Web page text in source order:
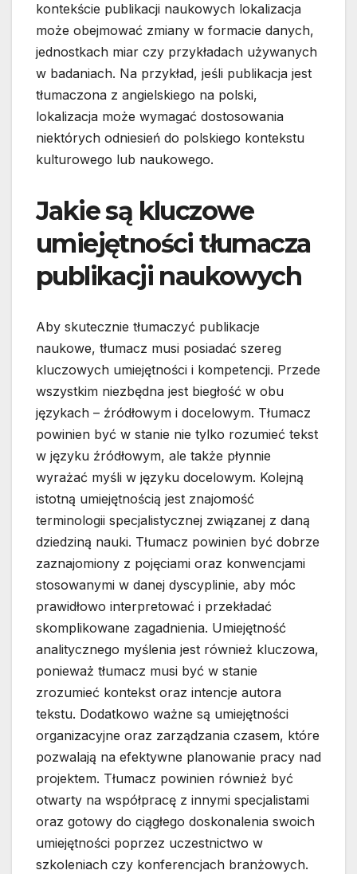
kontekście publikacji naukowych lokalizacja
może obejmować zmiany w formacie danych,
jednostkach miar czy przykładach używanych
w badaniach. Na przykład, jeśli publikacja jest
tłumaczona z angielskiego na polski,
lokalizacja może wymagać dostosowania
niektórych odniesień do polskiego kontekstu
kulturowego lub naukowego.
Jakie są kluczowe
umiejętności tłumacza
publikacji naukowych
Aby skutecznie tłumaczyć publikacje
naukowe, tłumacz musi posiadać szereg
kluczowych umiejętności i kompetencji. Przede
wszystkim niezbędna jest biegłość w obu
językach – źródłowym i docelowym. Tłumacz
powinien być w stanie nie tylko rozumieć tekst
w języku źródłowym, ale także płynnie
wyrażać myśli w języku docelowym. Kolejną
istotną umiejętnością jest znajomość
terminologii specjalistycznej związanej z daną
dziedziną nauki. Tłumacz powinien być dobrze
zaznajomiony z pojęciami oraz konwencjami
stosowanymi w danej dyscyplinie, aby móc
prawidłowo interpretować i przekładać
skomplikowane zagadnienia. Umiejętność
analitycznego myślenia jest również kluczowa,
ponieważ tłumacz musi być w stanie
zrozumieć kontekst oraz intencje autora
tekstu. Dodatkowo ważne są umiejętności
organizacyjne oraz zarządzania czasem, które
pozwalają na efektywne planowanie pracy nad
projektem. Tłumacz powinien również być
otwarty na współpracę z innymi specjalistami
oraz gotowy do ciągłego doskonalenia swoich
umiejętności poprzez uczestnictwo w
szkoleniach czy konferencjach branżowych.